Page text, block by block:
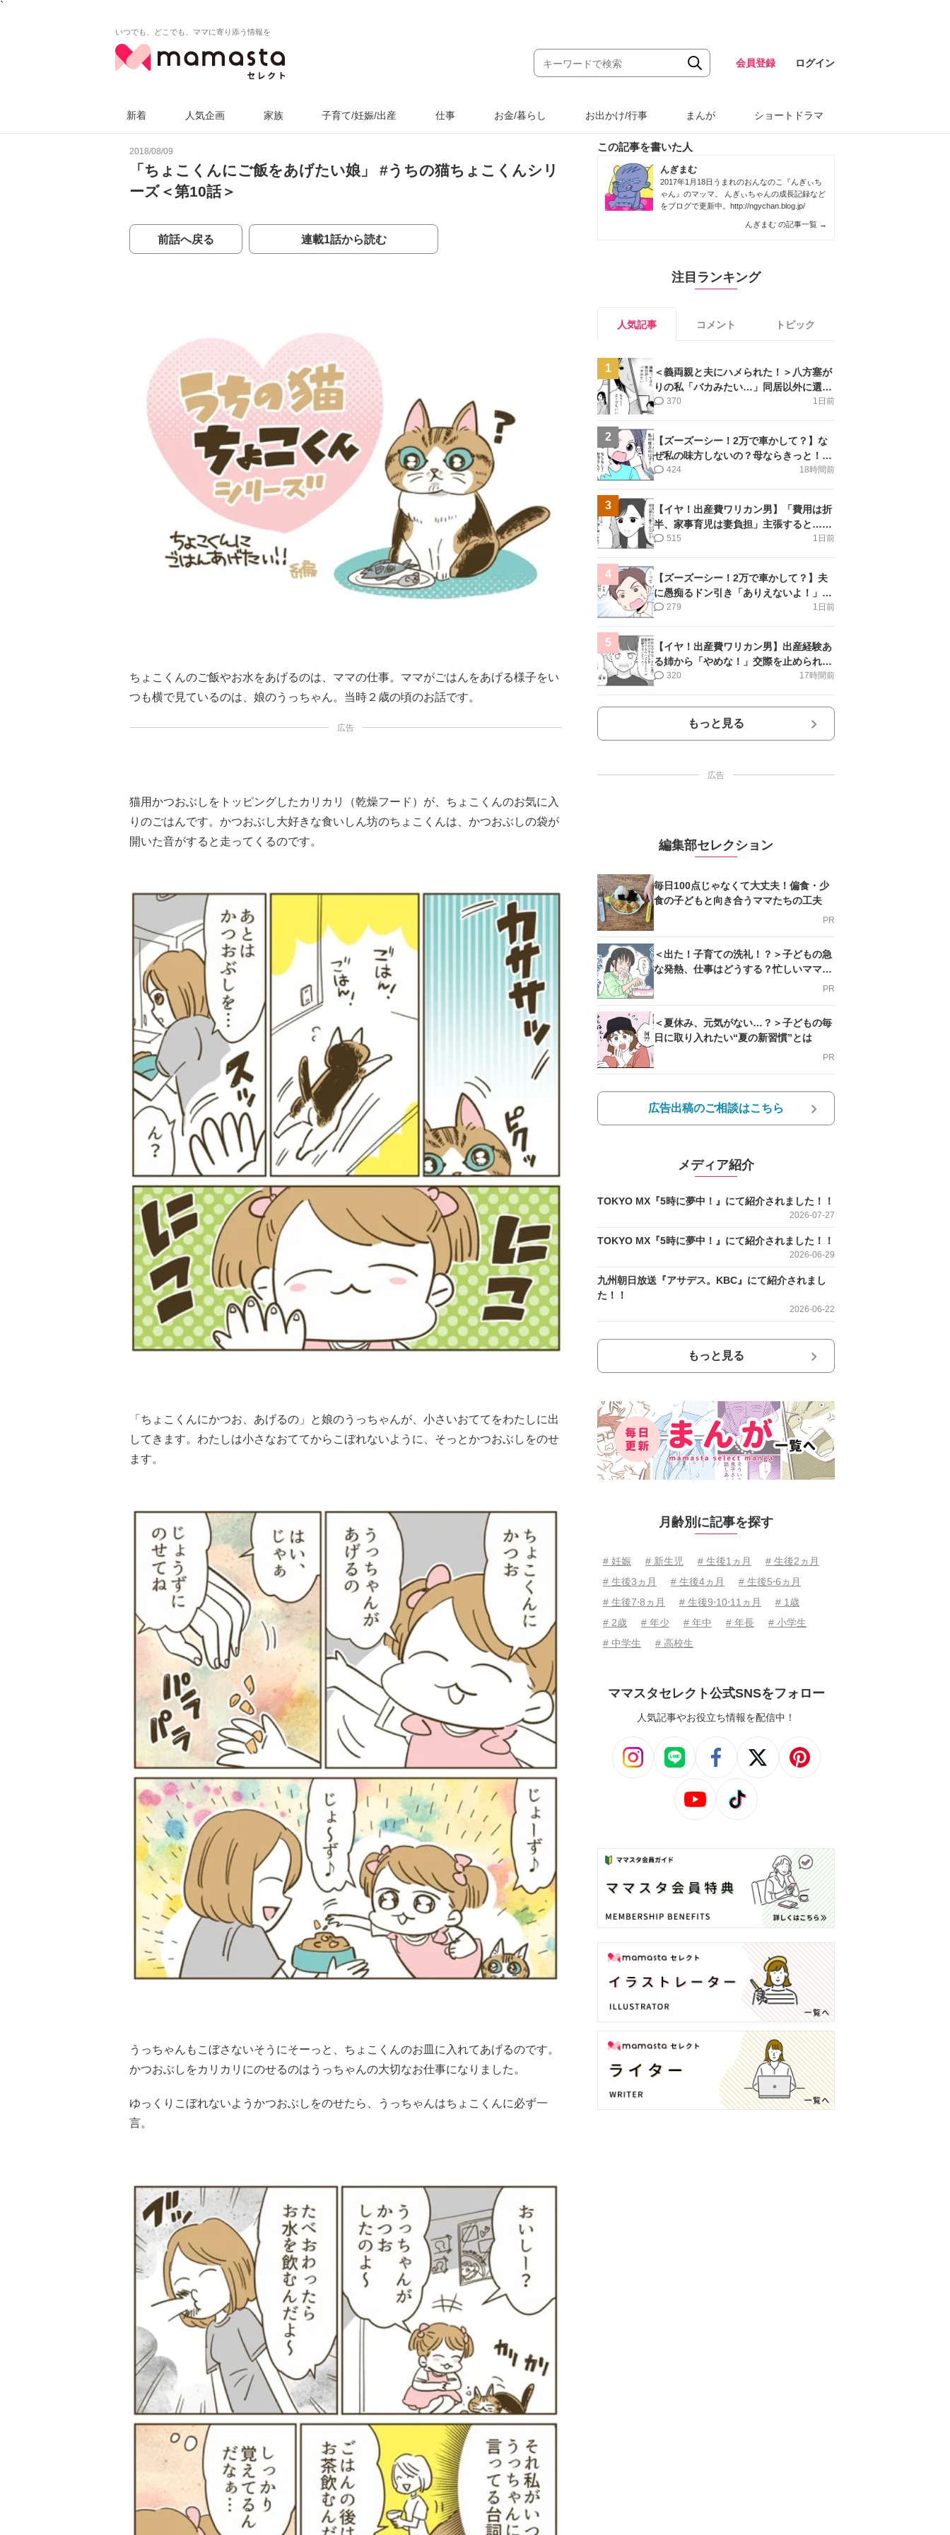
`
いつでも、どこでも、ママに寄り添う情報を
会員登録 ログイン
新着 人気企画 家族 子育て/妊娠/出産 仕事 お金/暮らし お出かけ/行事 まんが ショートドラマ
2018/08/09
「ちょこくんにご飯をあげたい娘」 #うちの猫ちょこくんシリ
ーズ＜第10話＞
前話へ戻る 連載1話から読む
ちょこくんのご飯やお水をあげるのは、ママの仕事。ママがごはんをあげる様子をい
つも横で見ているのは、娘のうっちゃん。当時２歳の頃のお話です。
広告
猫用かつおぶしをトッピングしたカリカリ（乾燥フード）が、ちょこくんのお気に入
りのごはんです。かつおぶし大好きな食いしん坊のちょこくんは、かつおぶしの袋が
開いた音がすると走ってくるのです。
「ちょこくんにかつお、あげるの」と娘のうっちゃんが、小さいおててをわたしに出
してきます。わたしは小さなおててからこぼれないように、そっとかつおぶしをのせ
ます。
うっちゃんもこぼさないそうにそーっと、ちょこくんのお皿に入れてあげるのです。
かつおぶしをカリカリにのせるのはうっちゃんの大切なお仕事になりました。
ゆっくりこぼれないようかつおぶしをのせたら、うっちゃんはちょこくんに必ず一
言。
この記事を書いた人
んぎまむ
2017年1月18日うまれのおんなのこ『んぎぃち
ゃん』のマッマ。 んぎぃちゃんの成長記録など
をブログで更新中。 http://ngychan.blog.jp/
んぎまむ の記事一覧 →
注目ランキング
人気記事 コメント トピック
1
＜義両親と夫にハメられた！＞八方塞が
りの私「バカみたい…」同居以外に選択
肢がない【第5話まんが】
1日前
370
2
【ズーズーシー！2万で車かして？】な
ぜ私の味方しないの？母ならきっと！＜
第17話＞#4コマ母道場
18時間前
424
3
【イヤ！出産費ワリカン男】「費用は折
半、家事育児は妻負担」主張すると…＜
第11話＞#4コマ母道場
1日前
515
4
【ズーズーシー！2万で車かして？】夫
に愚痴るドン引き「ありえないよ！」＜
第16話＞#4コマ母道場
1日前
279
5
【イヤ！出産費ワリカン男】出産経験あ
る姉から「やめな！」交際を止められ＜
第12話＞#4コマ母道場
17時間前
320
もっと見る
広告
編集部セレクション
毎日100点じゃなくて大丈夫！偏食・少
食の子どもと向き合うママたちの工夫
PR
＜出た！子育ての洗礼！？＞子どもの急
な発熱、仕事はどうする？忙しいママを
PR
＜夏休み、元気がない…？＞子どもの毎
日に取り入れたい“夏の新習慣”とは
PR
広告出稿のご相談はこちら
メディア紹介
TOKYO MX『5時に夢中！』にて紹介されました！！
2026-07-27
TOKYO MX『5時に夢中！』にて紹介されました！！
2026-06-29
九州朝日放送『アサデス。KBC』にて紹介されまし
た！！
2026-06-22
もっと見る
月齢別に記事を探す
# 妊娠 # 新生児 # 生後1ヵ月
# 生後2ヵ月
# 生後3ヵ月
# 生後4ヵ月
# 生後5⋅6ヵ月
# 生後7⋅8ヵ月
# 生後9⋅10⋅11ヵ月
# 1歳
# 2歳
# 年少 # 年中 # 年長
# 小学生
# 中学生
# 高校生
ママスタセレクト公式SNSをフォロー
人気記事やお役立ち情報を配信中！